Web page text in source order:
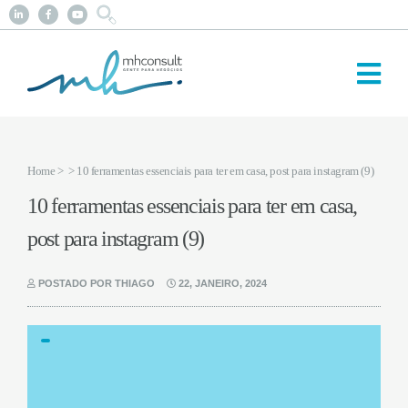
Home > > 10 ferramentas essenciais para ter em casa, post para instagram (9)
10 ferramentas essenciais para ter em casa,
post para instagram (9)
POSTADO POR THIAGO 22, JANEIRO, 2024